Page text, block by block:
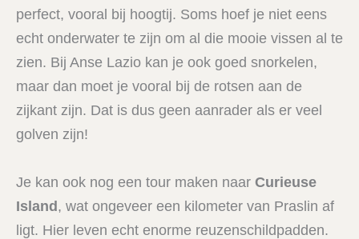
perfect, vooral bij hoogtij. Soms hoef je niet eens
echt onderwater te zijn om al die mooie vissen al te
zien. Bij Anse Lazio kan je ook goed snorkelen,
maar dan moet je vooral bij de rotsen aan de
zijkant zijn. Dat is dus geen aanrader als er veel
golven zijn!
Je kan ook nog een tour maken naar Curieuse
Island, wat ongeveer een kilometer van Praslin af
ligt. Hier leven echt enorme reuzenschildpadden.